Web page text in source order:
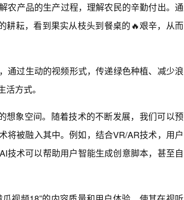
农产品的生产过程，理解农民的辛勤付出。通
耕耘，看到果实从枝头到餐桌的🔥艰辛，从而
通过生动的视频形式，传递绿色种植、减少浪
方式。
想象空间。随着技术的不断发展，我们可以预
将被融入其中。例如，结合VR/AR技术，用户
技术可以帮助用户智能生成创意脚本，甚至自